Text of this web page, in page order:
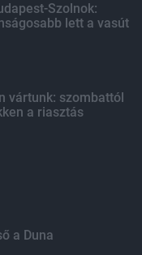
Szolnok:
lett a vasút
vártunk: szombattól
a riasztás
a Duna